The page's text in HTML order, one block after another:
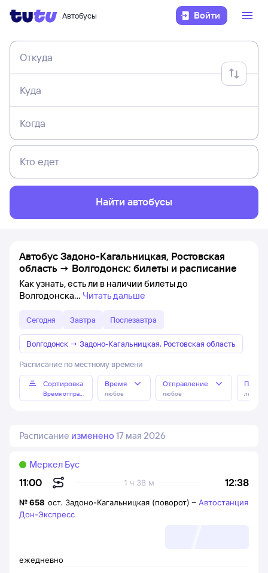
Автобусы Войти
Откуда
Куда
Когда
Кто едет
Найти автобусы
Автобус Задоно-Кагальницкая, Ростовская
область → Волгодонск: билеты и расписание
Как узнать, есть ли в наличии билеты до
Волгодонска
Читать дальше
Сегодня Завтра Послезавтра
Волгодонск → Задоно-Кагальницкая, Ростовская область
Расписание по местному времени
Сортировка
Время отправления
Время
любое
Отправление
любое любое
Расписание изменено 17 мая 2026
11:00 12:38
1 ч 38 м
Меркел Бус
ежедневно
№658 ост. Задоно-Кагальницкая (поворот) – Автостанция
Дон-Экспресс